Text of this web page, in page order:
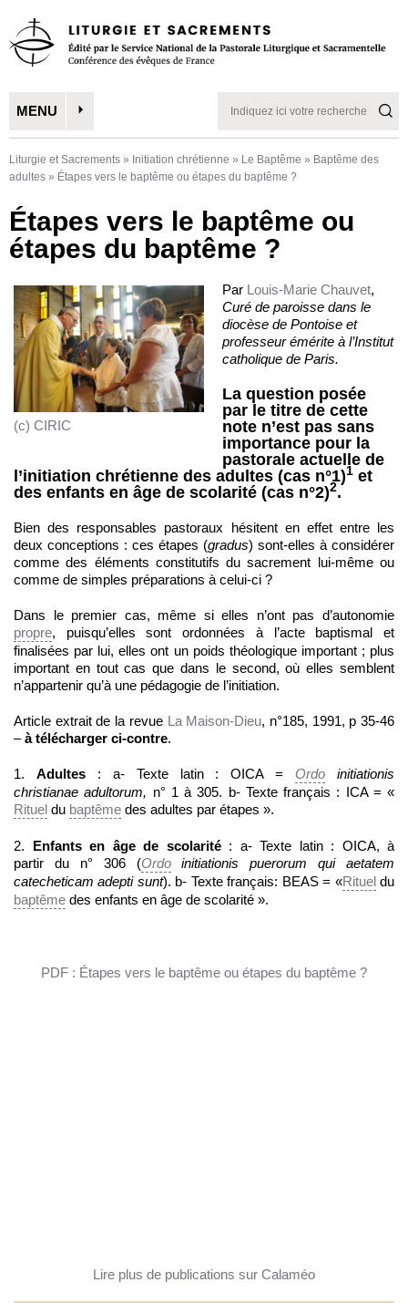
MENU
Liturgie et Sacrements » Initiation chrétienne » Le Baptême » Baptême des
adultes » Étapes vers le baptême ou étapes du baptême ?
Étapes vers le baptême ou
étapes du baptême ?
(c) CIRIC
Par Louis-Marie Chauvet,
Curé de paroisse dans le
diocèse de Pontoise et
professeur émérite à l’Institut
catholique de Paris.
La question posée
par le titre de cette
note n’est pas sans
importance pour la
pastorale actuelle de
l’initiation chrétienne des adultes (cas n°1)1 et
des enfants en âge de scolarité (cas n°2)2.
Bien des responsables pastoraux hésitent en effet entre les
deux conceptions : ces étapes (gradus) sont-elles à considérer
comme des éléments constitutifs du sacrement lui-même ou
comme de simples préparations à celui-ci ?
Dans le premier cas, même si elles n’ont pas d’autonomie
propre, puisqu’elles sont ordonnées à l’acte baptismal et
finalisées par lui, elles ont un poids théologique important ; plus
important en tout cas que dans le second, où elles semblent
n’appartenir qu’à une pédagogie de l’initiation.
Article extrait de la revue La Maison-Dieu, n°185, 1991, p 35-46
–à télécharger ci-contre.
1. Adultes: a- Texte latin : OICA = Ordo initiationis
christianae adultorum, n° 1 à 305. b- Texte français : ICA = «
Rituel du baptême des adultes par étapes ».
2. Enfants en âge de scolarité: a- Texte latin : OICA, à
partir du n° 306 (Ordoinitiationis puerorum qui aetatem
catecheticam adepti sunt). b- Texte français: BEAS = «Ritueldu
baptême des enfants en âge de scolarité ».
PDF : Étapes vers le baptême ou étapes du baptême ?
Lire plus de publications sur Calaméo